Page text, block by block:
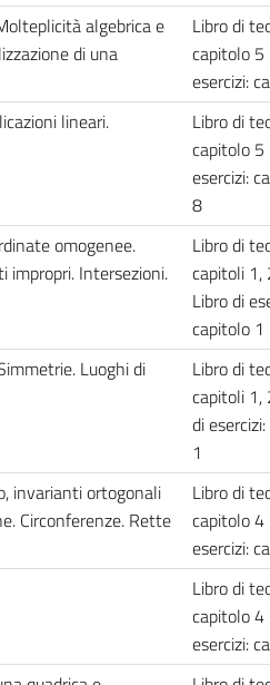
algebrica e
di una
Libro di
capitolo 5
esercizi:
lineari.
Libro di
capitolo 5
esercizi:
8
omogenee.
impropri. Intersezioni.
Libro di
capitoli 1,
Libro di
capitolo 1
Luoghi di
Libro di
capitoli 1,
di
1
invarianti ortogonali
Circonferenze. Rette
Libro di
capitolo 4
esercizi:
Libro di
capitolo 4
esercizi: